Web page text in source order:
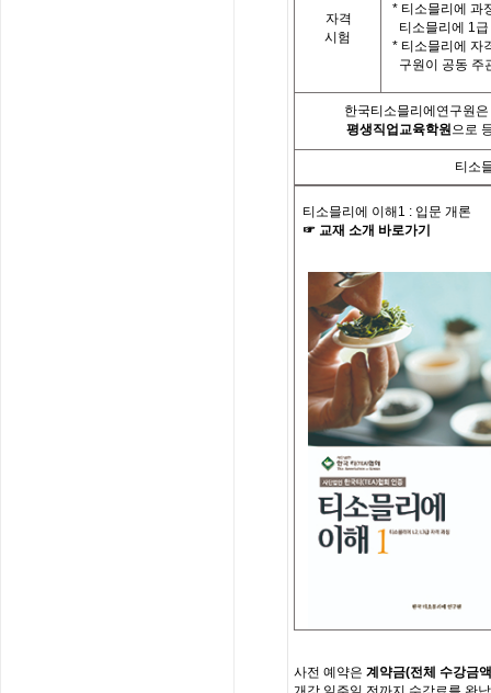
자격
시험
* 티소믈리에 과
티소믈리에 1
* 티소믈리에 자
구원이 공동 주
한국티소믈리에연구원
평생직업교육학원으로
티소
티소믈리에 이해 1 : 입문 개론
☞ 교재 소개 바로가기
사전 예약은 계약금(전체 수강금